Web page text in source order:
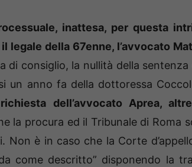
inattesa, per questa
legale della 67enne, l’avvocato
di consiglio, la nullità della
un anno fa della dottoressa
dell’avvocato Aprea,
la procura ed il Tribunale di Roma
Non è in caso che la Corte
come descritto” disponendo la